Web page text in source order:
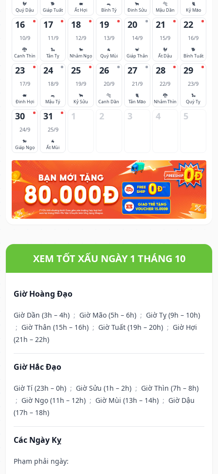
🐓
Quý Dậu
🐕
Giáp Tuất
🐖
Ất Hợi
🐀
Bính Tý
🐂
Đinh Sửu
🐅
Mậu Dần
🐈
Kỷ Mão
16
10/9
🐉
Canh Thìn
17
11/9
🐍
Tân Tỵ
18
12/9
🐎
Nhâm Ngọ
19
13/9
🐐
Quý Mùi
20
14/9
🐒
Giáp Thân
21
15/9
🐓
Ất Dậu
22
16/9
🐕
Bính Tuất
23
17/9
🐖
Đinh Hợi
24
18/9
🐀
Mậu Tý
25
19/9
🐂
Kỷ Sửu
26
20/9
🐅
Canh Dần
27
21/9
🐈
Tân Mão
28
22/9
🐉
Nhâm Thìn
29
23/9
🐍
Quý Tỵ
30
24/9
🐎
Giáp Ngọ
31
25/9
🐐
Ất Mùi
1 2 3 4 5
XEM TỐT XẤU NGÀY 1 THÁNG 10
Giờ Hoàng Đạo
Giờ Dần (3h – 4h) ; Giờ Mão (5h – 6h) ; Giờ Tỵ (9h – 10h)
; Giờ Thân (15h – 16h) ; Giờ Tuất (19h – 20h) ; Giờ Hợi
(21h – 22h)
Giờ Hắc Đạo
Giờ Tí (23h – 0h) ; Giờ Sửu (1h – 2h) ; Giờ Thìn (7h – 8h)
; Giờ Ngọ (11h – 12h) ; Giờ Mùi (13h – 14h) ; Giờ Dậu
(17h – 18h)
Các Ngày Kỵ
Phạm phải ngày: